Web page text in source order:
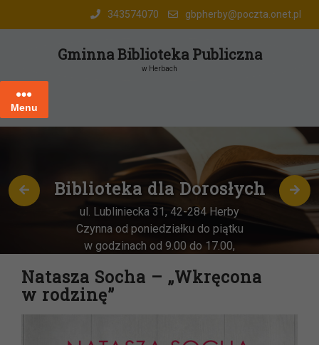
343574070 gbpherby@poczta.onet.pl
Gminna Biblioteka Publiczna
w Herbach
Menu
Biblioteka dla Dorosłych
ul. Lubliniecka 31, 42-284 Herby
Czynna od poniedziałku do piątku
w godzinach od 9.00 do 17.00,
w godz. 9:00-13:00
Natasza Socha – „Wkręcona
w rodzinę”